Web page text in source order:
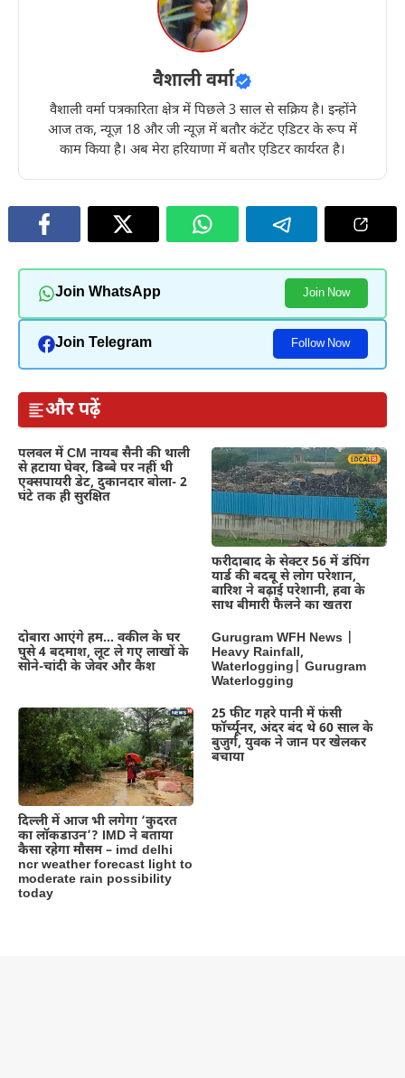
वैशाली वर्मा
वैशाली वर्मा पत्रकारिता क्षेत्र में पिछले 3 साल से सक्रिय है। इन्होंने
आज तक, न्यूज़ 18 और जी न्यूज़ में बतौर कंटेंट एडिटर के रूप में
काम किया है। अब मेरा हरियाणा में बतौर एडिटर कार्यरत है।
Join WhatsApp Join Now
Join Telegram Follow Now
और पढ़ें
पलवल में CM नायब सैनी की थाली
से हटाया घेवर, डिब्बे पर नहीं थी
एक्सपायरी डेट, दुकानदार बोला- 2
घंटे तक ही सुरक्षित
फरीदाबाद के सेक्टर 56 में डंपिंग
यार्ड की बदबू से लोग परेशान,
बारिश ने बढ़ाई परेशानी, हवा के
साथ बीमारी फैलने का खतरा
दोबारा आएंगे हम… वकील के घर
घुसे 4 बदमाश, लूट ले गए लाखों के
सोने-चांदी के जेवर और कैश
Gurugram WFH News |
Heavy Rainfall,
Waterlogging| Gurugram
Waterlogging
दिल्‍ली में आज भी लगेगा ‘कुदरत
का लॉकडाउन’? IMD ने बताया
कैसा रहेगा मौसम – imd delhi
ncr weather forecast light to
moderate rain possibility
today
25 फीट गहरे पानी में फंसी
फॉर्च्यूनर, अंदर बंद थे 60 साल के
बुजुर्ग, युवक ने जान पर खेलकर
बचाया